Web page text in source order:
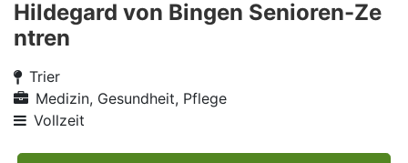
Hildegard von Bingen Senioren-Ze
ntren
Trier
Medizin, Gesundheit, Pflege
Vollzeit